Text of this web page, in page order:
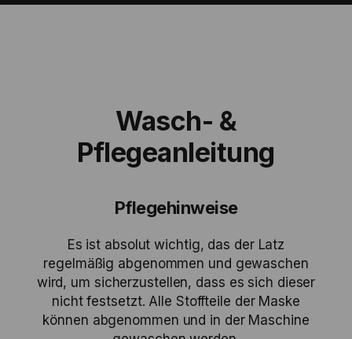
Wasch- &
Pflegeanleitung
Pflegehinweise
Es ist absolut wichtig, das der Latz
regelmäßig abgenommen und gewaschen
wird, um sicherzustellen, dass es sich dieser
nicht festsetzt. Alle Stoffteile der Maske
können abgenommen und in der Maschine